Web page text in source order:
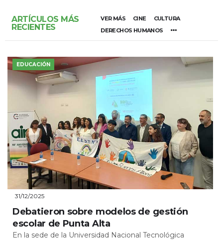
ARTÍCULOS MÁS
RECIENTES
VER MÁS CINE
CULTURA
DERECHOS HUMANOS
EDUCACIÓN
31/12/2025
Debatieron sobre modelos de gestión
escolar de Punta Alta
En la sede de la Universidad Nacional Tecnológica